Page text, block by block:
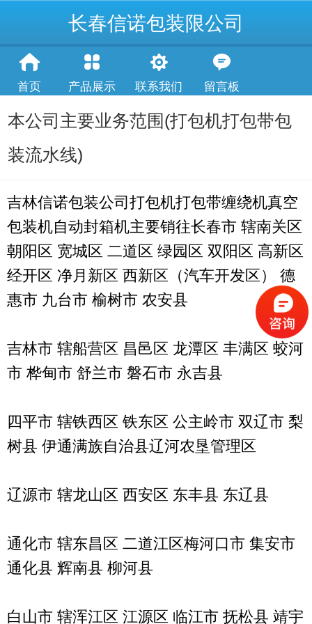
长春信诺包装限公司
首页 产品展示 联系我们 留言板
本公司主要业务范围(打包机打包带包
装流水线)
吉林信诺包装公司打包机打包带缠绕机真空
包装机自动封箱机主要销往长春市 辖南关区
朝阳区 宽城区 二道区 绿园区 双阳区 高新区
经开区 净月新区 西新区（汽车开发区） 德
惠市 九台市 榆树市 农安县
吉林市 辖船营区 昌邑区 龙潭区 丰满区 蛟河
市 桦甸市 舒兰市 磐石市 永吉县
四平市 辖铁西区 铁东区 公主岭市 双辽市 梨
树县 伊通满族自治县辽河农垦管理区
辽源市 辖龙山区 西安区 东丰县 东辽县
通化市 辖东昌区 二道江区梅河口市 集安市
通化县 辉南县 柳河县
白山市 辖浑江区 江源区 临江市 抚松县 靖宇